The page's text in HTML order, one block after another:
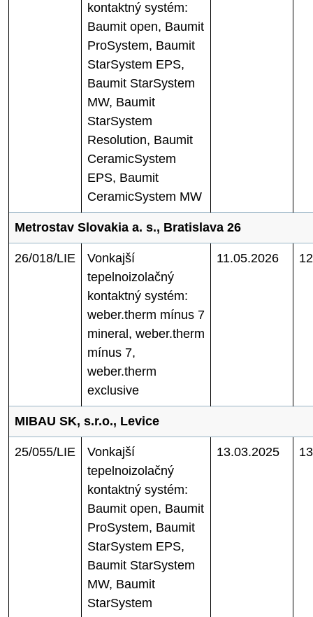
kontaktný systém:
Baumit open, Baumit
ProSystem, Baumit
StarSystem EPS,
Baumit StarSystem
MW, Baumit
StarSystem
Resolution, Baumit
CeramicSystem
EPS, Baumit
CeramicSystem MW
Metrostav Slovakia a. s., Bratislava 26
26/018/LIE
Vonkajší
tepelnoizolačný
kontaktný systém:
weber.therm mínus 7
mineral, weber.therm
mínus 7,
weber.therm
exclusive
11.05.2026
MIBAU SK, s.r.o., Levice
25/055/LIE
Vonkajší
tepelnoizolačný
kontaktný systém:
Baumit open, Baumit
ProSystem, Baumit
StarSystem EPS,
Baumit StarSystem
MW, Baumit
StarSystem
13.03.2025